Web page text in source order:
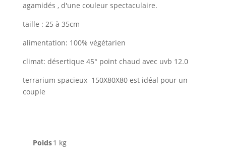
agamidés , d'une couleur spectaculaire.
taille : 25 à 35cm
alimentation: 100% végétarien
climat: désertique 45° point chaud avec uvb 12.0
terrarium spacieux 150X80X80 est idéal pour un
couple
Poids1 kg